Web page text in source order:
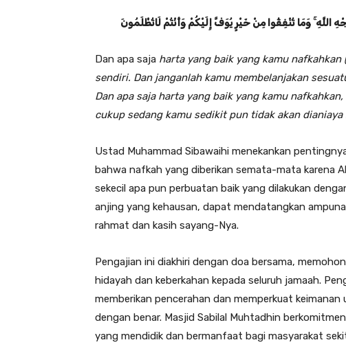
اللَّهِ ۚ وَمَا تُنْفِقُوا مِنْ خَيْرٍ يُوَفَّ إِلَيْكُمْ وَأَنْتُمْ لَاتُظْلَمُونَ
Dan apa saja harta yang baik yang kamu
sendiri. Dan janganlah kamu membelanjakan
Dan apa saja harta yang baik yang kamu
cukup sedang kamu sedikit pun tidak akan dianiaya
Ustad Muhammad Sibawaihi menekankan
bahwa nafkah yang diberikan semata-mata karena
sekecil apa pun perbuatan baik yang dilakukan
anjing yang kehausan, dapat mendatangkan
rahmat dan kasih sayang-Nya.
Pengajian ini diakhiri dengan doa bersama,
hidayah dan keberkahan kepada seluruh jamaah.
memberikan pencerahan dan memperkuat
dengan benar. Masjid Sabilal Muhtadhin
yang mendidik dan bermanfaat bagi masyarakat